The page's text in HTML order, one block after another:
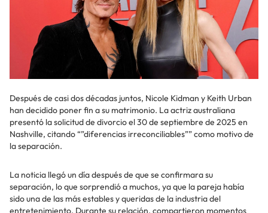
Después de casi dos décadas juntos, Nicole Kidman y Keith Urban
han decidido poner fin a su matrimonio. La actriz australiana
presentó la solicitud de divorcio el 30 de septiembre de 2025 en
Nashville, citando “”diferencias irreconciliables”” como motivo de
la separación.
La noticia llegó un día después de que se confirmara su
separación, lo que sorprendió a muchos, ya que la pareja había
sido una de las más estables y queridas de la industria del
entretenimiento. Durante su relación, compartieron momentos